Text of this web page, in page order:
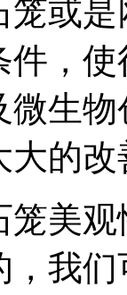
或是
件，
生
的
美观
我